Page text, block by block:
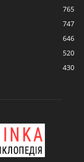
765
747
646
520
430